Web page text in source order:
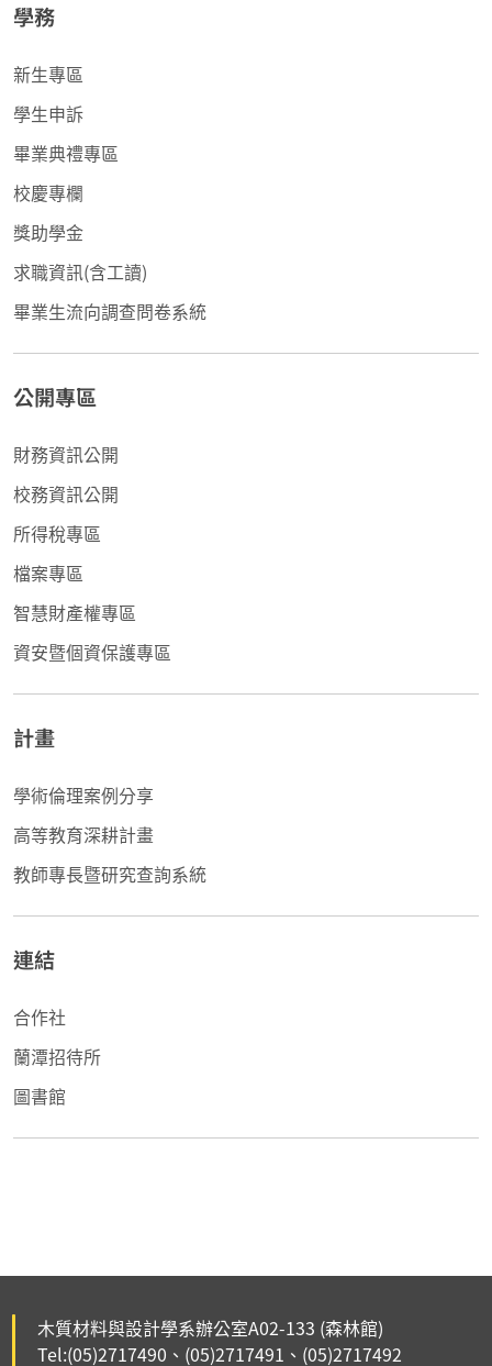
學務
新生專區
學生申訴
畢業典禮專區
校慶專欄
獎助學金
求職資訊(含工讀)
畢業生流向調查問卷系統
公開專區
財務資訊公開
校務資訊公開
所得稅專區
檔案專區
智慧財產權專區
資安暨個資保護專區
計畫
學術倫理案例分享
高等教育深耕計畫
教師專長暨研究查詢系統
連結
合作社
蘭潭招待所
圖書館
木質材料與設計學系辦公室A02-133 (森林館)
Tel:(05)2717490 、 (05)2717491、 (05)2717492